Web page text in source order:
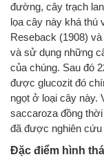
đường, cây trạch
lọa cây này khá thú
Reseback (1908)
và sử dụng những
của chúng. Sau đó
được glucozit đó
ngọt ở loại cây này.
saccaroza đồng
đã được nghiên cứu
Đặc điểm hình